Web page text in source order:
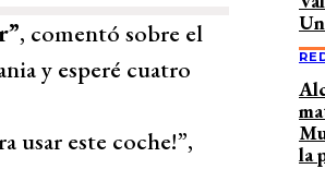
, comentó sobre el
y esperé cuatro
usar este coche!”,
la